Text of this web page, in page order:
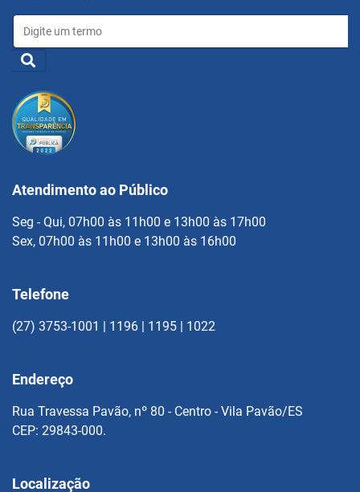
Atendimento ao Público
Seg - Qui, 07h00 às 11h00 e 13h00 às 17h00
Sex, 07h00 às 11h00 e 13h00 às 16h00
Telefone
(27) 3753-1001 | 1196 | 1195 | 1022
Endereço
Rua Travessa Pavão, nº 80 - Centro - Vila Pavão/ES
CEP: 29843-000.
Localização